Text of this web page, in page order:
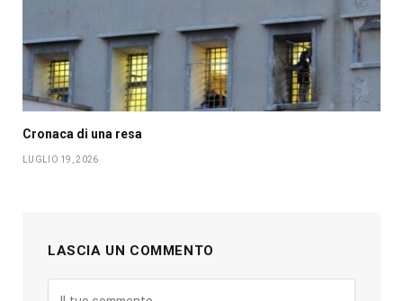
Cronaca di una resa
LUGLIO 19, 2026
LASCIA UN COMMENTO